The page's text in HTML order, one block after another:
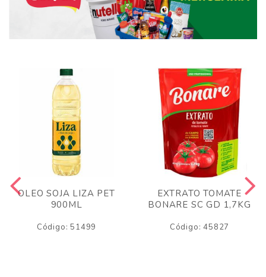
OLEO SOJA LIZA PET
900ML
Código: 51499
EXTRATO TOMATE
BONARE SC GD 1,7KG
Código: 45827